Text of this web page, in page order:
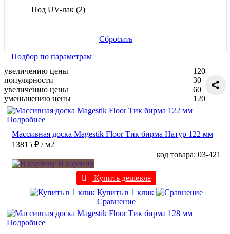
Под UV-лак (2)
Сбросить
Подбор по параметрам
увеличению цены
популярности
увеличению цены
уменьшению цены
120
30
60
120
Подробнее
Массивная доска Magestik Floor Тик бирма Натур 122 мм
13815 ₽ / м2
код товара: 03-421
В корзину
Купить дешевле
Купить в 1 клик
Сравнение
Подробнее